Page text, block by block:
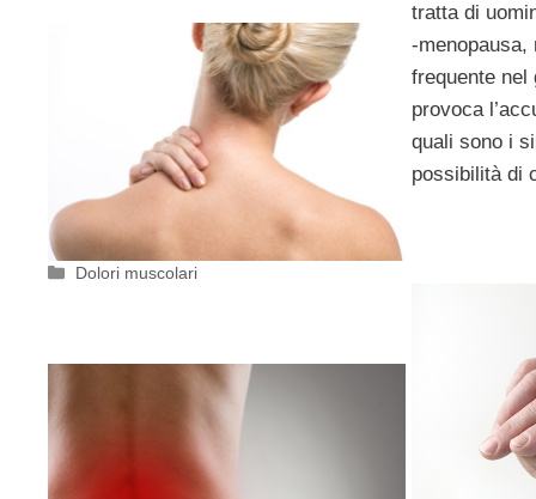
Categorie
Dolori muscolari
tratta di
-menopausa,
frequente nel
provoca
quali sono i
possibilità di